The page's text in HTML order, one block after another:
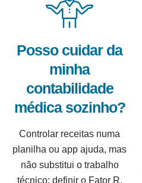
Posso cuidar da
minha
contabilidade
médica sozinho?
Controlar receitas numa
planilha ou app ajuda, mas
não substitui o trabalho
técnico: definir o Fator R,